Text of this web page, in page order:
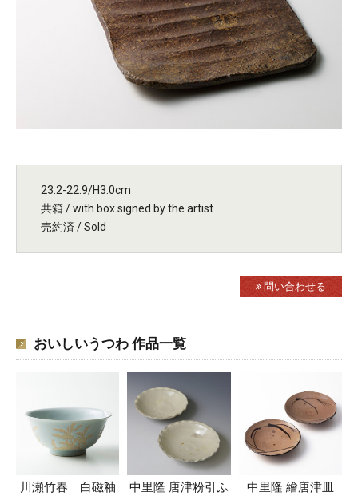
23.2-22.9/H3.0cm
共箱 / with box signed by the artist
売約済 / Sold
問い合わせる
おいしいうつわ 作品一覧
川瀬竹春 白磁釉
中里隆 唐津粉引ふ
中里隆 繪唐津皿